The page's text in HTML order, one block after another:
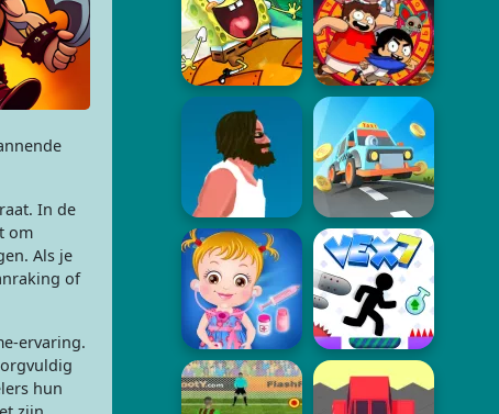
In de
om
Als je
of
ervaring.
hun